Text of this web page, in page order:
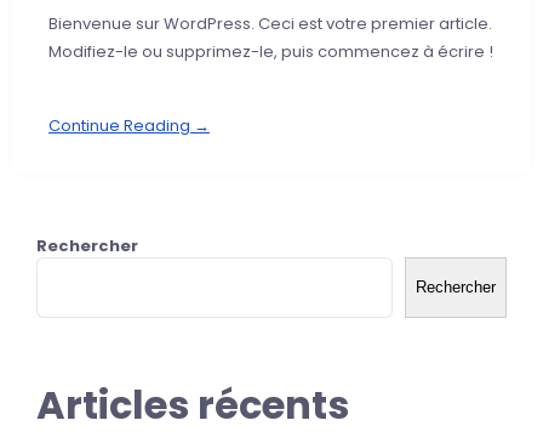
Bienvenue sur WordPress. Ceci est votre premier article.
Modifiez-le ou supprimez-le, puis commencez à écrire !
Continue Reading →
Rechercher
Rechercher
Articles récents